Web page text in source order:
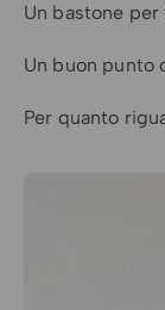
Un bastone
Un buon punto
Per quanto